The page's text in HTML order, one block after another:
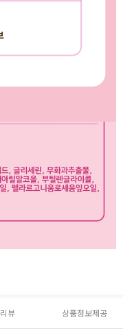
리뷰 상품정보제공